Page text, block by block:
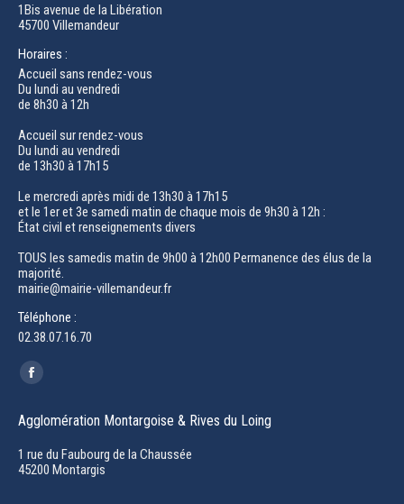
1Bis avenue de la Libération
45700 Villemandeur
Horaires :
Accueil sans rendez-vous
Du lundi au vendredi
de 8h30 à 12h
Accueil sur rendez-vous
Du lundi au vendredi
de 13h30 à 17h15
Le mercredi après midi de 13h30 à 17h15
et le 1er et 3e samedi matin de chaque mois de 9h30 à 12h :
État civil et renseignements divers
TOUS les samedis matin de 9h00 à 12h00 Permanence des élus de la
majorité.
mairie@mairie-villemandeur.fr
Téléphone :
02.38.07.16.70
Trouvez nous sur :
Facebook
opens
in
new
Agglomération Montargoise & Rives du Loing
1 rue du Faubourg de la Chaussée
45200 Montargis